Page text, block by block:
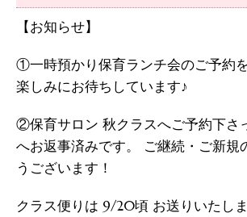
【お知らせ】
①一時預かり保育ランチ会のご予約を
楽しみにお待ちしています♪
②保育サロン 秋クラスへご予約下さ
へお返事済みです。 ご継続・ご新規
うございます！
クラス便りは 9/20頃 お送りいたし